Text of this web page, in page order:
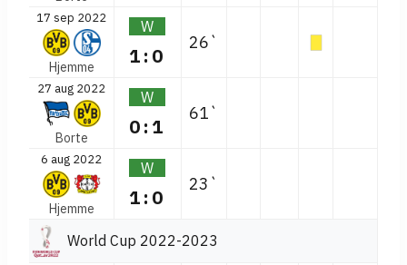
17 sep 2022
Hjemme
W
1:0
26`
27 aug 2022
Borte
W
0:1
61`
6 aug 2022
Hjemme
W
1:0
23`
World Cup 2022-2023